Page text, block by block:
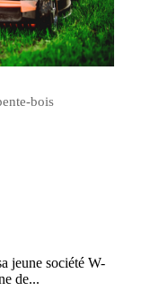
bois
jeune société W-
de...